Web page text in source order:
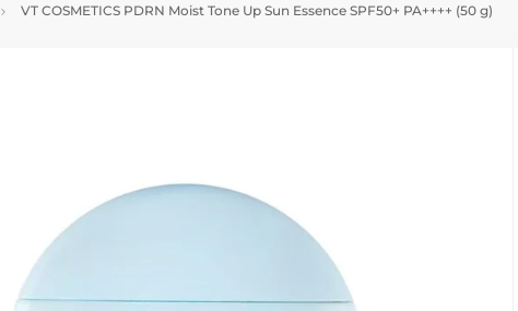
VT COSMETICS PDRN Moist Tone Up Sun Essence SPF50+ PA++++ (50 g)